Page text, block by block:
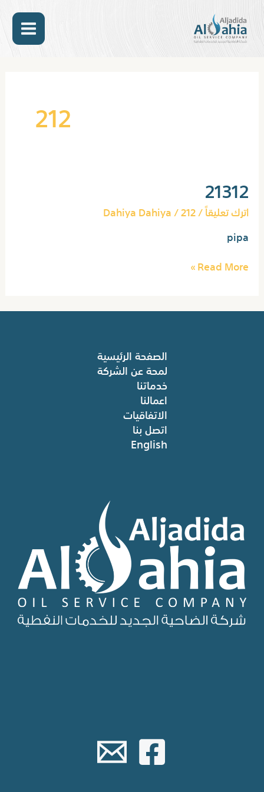
المحتوى
212
21312
اترك تعليقاً/
212
/
Dahiya Dahiya
pipa
21312
Read More »
الصفحة الرئيسية
لمحة عن الشركة
خدماتنا
اعمالنا
الاتفاقيات
اتصل بنا
English